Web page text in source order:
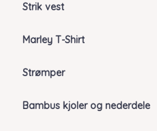
Strik vest
Marley T-Shirt
Strømper
Bambus kjoler og nederdele